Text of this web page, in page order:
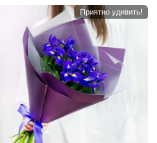
Приятно удивить!